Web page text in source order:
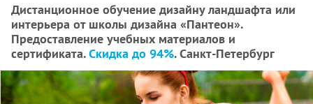
Дистанционное обучение дизайну ландшафта или
интерьера от школы дизайна «Пантеон».
Предоставление учебных материалов и
сертификата.Скидка до 94%. Санкт-Петербург